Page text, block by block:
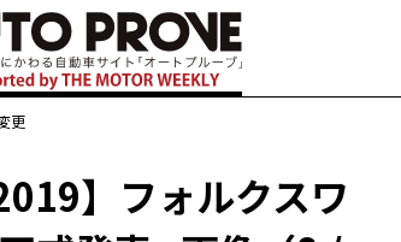
更
】フォルクスワ